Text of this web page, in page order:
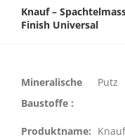
Knauf –
Finish Universal
Mineralische
Baustoffe :
Putz
Produktname: